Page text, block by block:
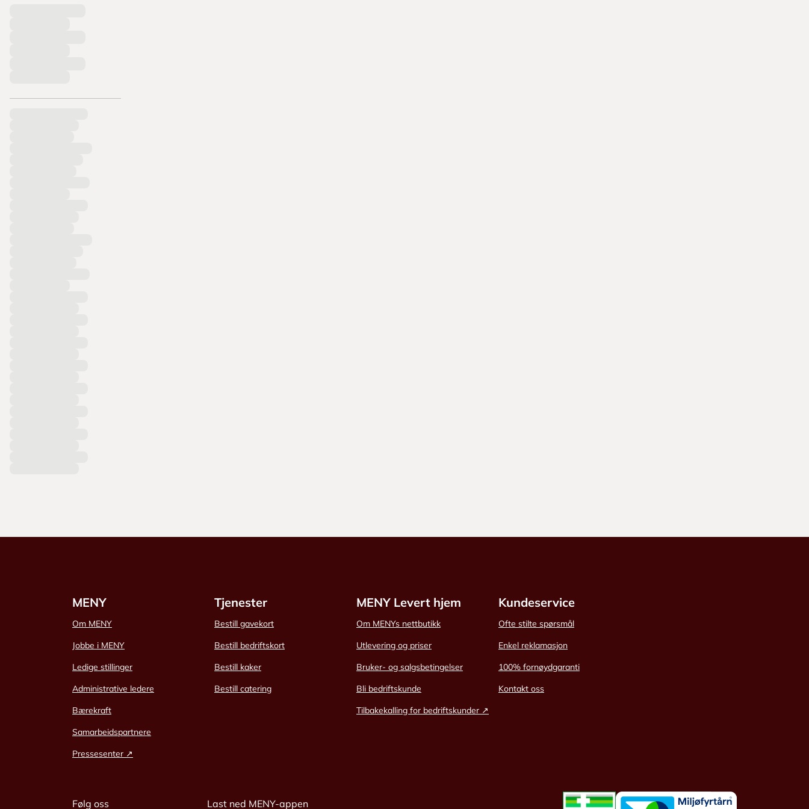
MENY
Om MENY
Jobbe i MENY
Ledige stillinger
Administrative ledere
Bærekraft
Samarbeidspartnere
Pressesenter ↗
Tjenester
Bestill gavekort
Bestill bedriftskort
Bestill kaker
Bestill catering
MENY Levert hjem
Om MENYs nettbutikk
Utlevering og priser
Bruker- og salgsbetingelser
Bli bedriftskunde
Tilbakekalling for bedriftskunder ↗
Kundeservice
Ofte stilte spørsmål
Enkel reklamasjon
100% fornøydgaranti
Kontakt oss
Følg oss Last ned MENY-appen